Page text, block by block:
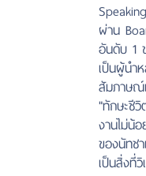
ผ่าน
อันดับ 1
เป็นผู้นำ
สัมภาษณ์
"ทักษะชี
งานไม่น้
ของนัทช
เป็นสิ่งที่